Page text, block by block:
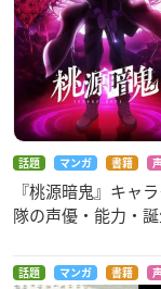
話題 マンガ 書籍
『桃源暗鬼』キャ
隊の声優・能力・
話題 マンガ 書籍